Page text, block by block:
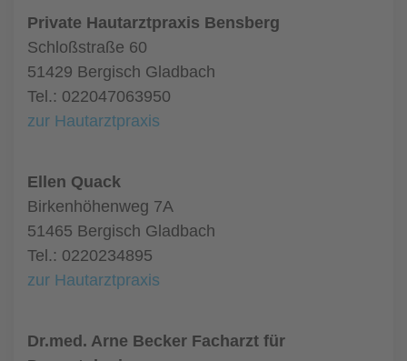
Private Hautarztpraxis Bensberg
Schloßstraße 60
51429 Bergisch Gladbach
Tel.: 022047063950
zur Hautarztpraxis
Ellen Quack
Birkenhöhenweg 7A
51465 Bergisch Gladbach
Tel.: 0220234895
zur Hautarztpraxis
Dr.med. Arne Becker Facharzt für